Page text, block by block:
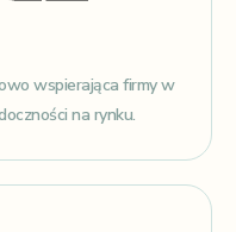
wspierająca firmy w
na rynku.